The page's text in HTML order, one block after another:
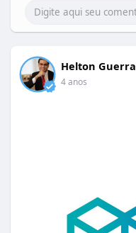
Helton Guerra
4 anos